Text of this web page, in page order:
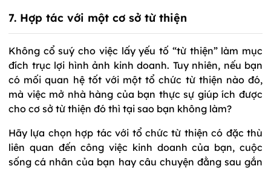
7. Hợp tác với một cơ sở từ thiện
Không cổ suý cho việc lấy yếu tố “từ thiện” làm mục
đích trục lợi hình ảnh kinh doanh. Tuy nhiên, nếu bạn
có mối quan hệ tốt với một tổ chức từ thiện nào đó,
mà việc mở nhà hàng của bạn thực sự giúp ích được
cho cơ sở từ thiện đó thì tại sao bạn không làm?
Hãy lựa chọn hợp tác với tổ chức từ thiện có đặc thù
liên quan đến công việc kinh doanh của bạn, cuộc
sống cá nhân của bạn hay câu chuyện đằng sau gắn